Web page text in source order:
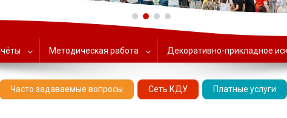
Центр народного
Методическая работа Декоративно-прикладное
Часто задаваемые вопросы Сеть КДУ Платные услуги